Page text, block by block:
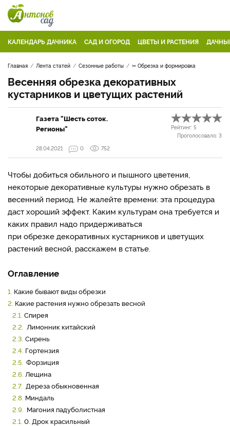
КАЛЕНДАРЬ ДАЧНИКА САД И ОГОРОД ЦВЕТЫ И РАСТЕНИЯ
Главная Лента статей Сезонные работы ✂ Обрезка и формировка
Весенняя обрезка декоративных
кустарников и цветущих растений
Газета "Шесть соток.
Регионы"
Рейтинг: 5
Проголосовало: 3
28.04.2021
0 752
Чтобы добиться обильного и пышного цветения,
некоторые декоративные культуры нужно обрезать в
весенний период. Не жалейте времени: эта процедура
даст хороший эффект. Каким культурам она требуется и
каких правил надо придерживаться
при обрезке декоративных кустарников и цветущих
растений весной, расскажем в статье.
Оглавление
1. Какие бывают виды обрезки
2. Какие растения нужно обрезать весной
2.1. Спирея
2.2.
Лимонник китайский
2.3. Сирень
2.4. Гортензия
2.5. Форзиция
2.6. Лещина
2.7. Дереза обыкновенная
2.8. Миндаль
2.9. Магония падуболистная
2.1. 0. Дрок красильный